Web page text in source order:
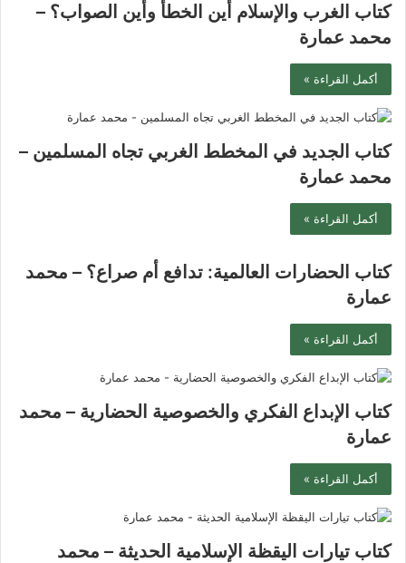
كتاب الغرب والإسلام أين الخطأ وأين الصواب؟ –
محمد عمارة
أكمل القراءة »
كتاب الجديد في المخطط الغربي تجاه المسلمين –
محمد عمارة
أكمل القراءة »
كتاب الحضارات العالمية: تدافع أم صراع؟ – محمد
عمارة
أكمل القراءة »
كتاب الإبداع الفكري والخصوصية الحضارية – محمد
عمارة
أكمل القراءة »
كتاب تيارات اليقظة الإسلامية الحديثة – محمد